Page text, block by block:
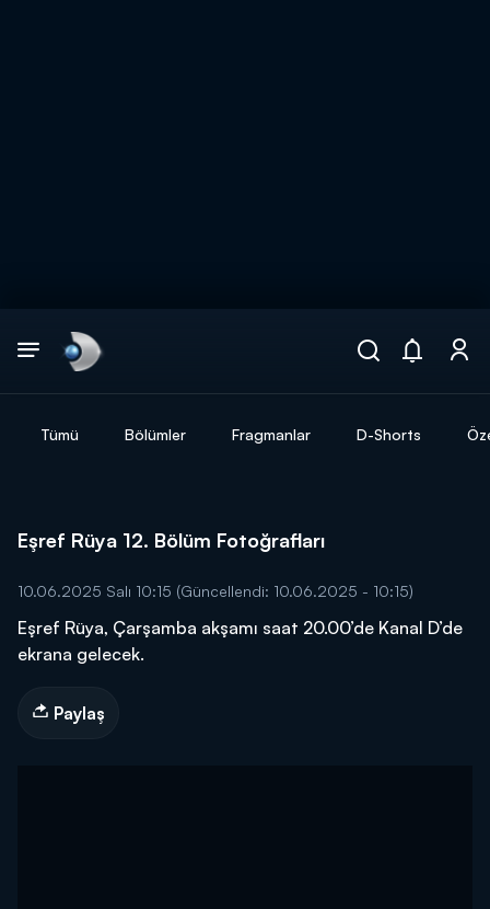
Tümü Bölümler Fragmanlar D-Shorts
Eşref Rüya 12. Bölüm Fotoğrafları
10.06.2025 Salı 10:15 (Güncellendi: 10.06.2025 - 10:15)
Eşref Rüya, Çarşamba akşamı saat 20.00’de Kanal D’de
ekrana gelecek.
Paylaş